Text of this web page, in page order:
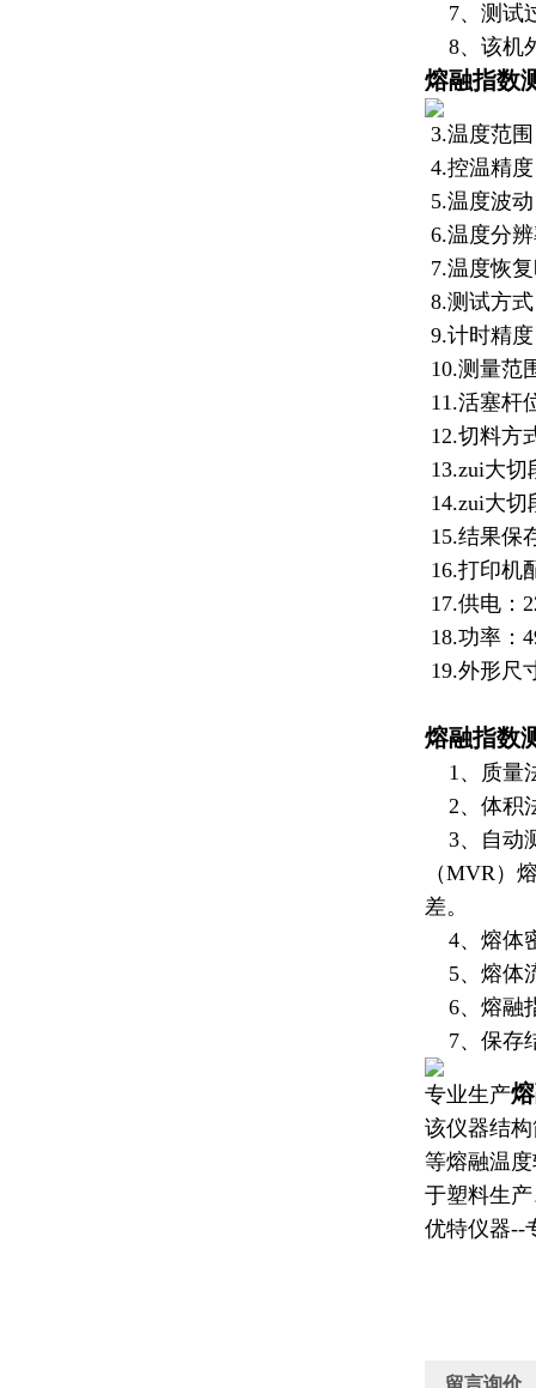
7、测试
8、该机
熔融指数
3.温度范
4.控温精
5.温度波
6.温度分
7.温度恢
8.测试方
9.计时精
10.测量范
11.活塞杆
12.切料方
13.zui大切
14.zui大切
15.结果保
16.打印机
17.供电：
18.功率：
19.外形尺
熔融指数
1、质量
2、体积
3、自动
（MVR）
差。
4、熔体
5、 熔体
6、熔融
7、保存
专业生产
该仪器结
等熔融温
于塑料生
优特仪器--
留言询价